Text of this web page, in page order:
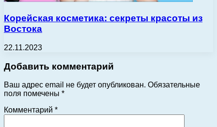
Корейская косметика: секреты красоты из
Востока
22.11.2023
Добавить комментарий
Ваш адрес email не будет опубликован. Обязательные
поля помечены *
Комментарий *